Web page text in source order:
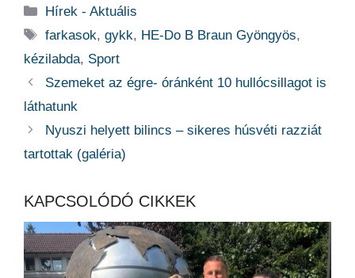
Kategória
Hírek - Aktuális
Címkék
farkasok,gykk, HE-Do B Braun Gyöngyös,
kézilabda, Sport
Szemeket az égre- óránként 10 hullócsillagot is
láthatunk
Nyuszi helyett bilincs – sikeres húsvéti razziát
tartottak (galéria)
KAPCSOLÓDÓ CIKKEK